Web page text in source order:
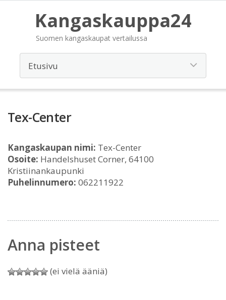
Kangaskauppa24
Suomen kangaskaupat vertailussa
Tex-Center
Kangaskaupan nimi: Tex-Center
Osoite: Handelshuset Corner, 64100
Kristiinankaupunki
Puhelinnumero: 062211922
Anna pisteet
(ei vielä ääniä)